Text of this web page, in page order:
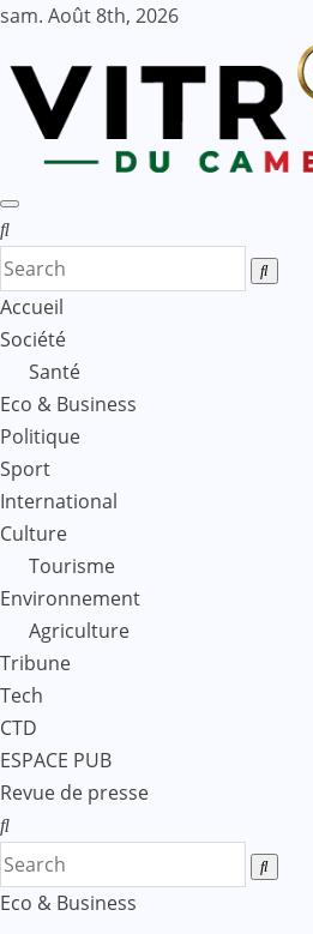
Skip
content
sam. Août 8th, 2026
Accueil
Société
Santé
Eco & Business
Politique
Sport
International
Culture
Tourisme
Environnement
Agriculture
Tribune
Tech
CTD
ESPACE PUB
Revue de presse
Eco & Business